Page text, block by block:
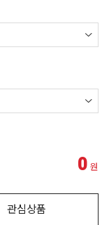
0 원
관심상품